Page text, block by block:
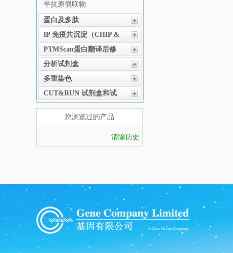
半抗原偶联物
蛋白及多肽
IP 免疫共沉淀（CHIP &
MeDIP )
PTMScan蛋白翻译后修
饰
分析试剂盒
多重染色
CUT&RUN 试剂盒和试
剂
您浏览过的产品
清除历史